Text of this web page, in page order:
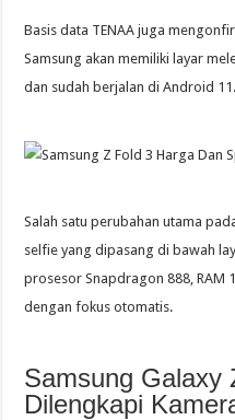
Basis data TENAA juga
Samsung akan memiliki layar
dan sudah berjalan di Android 11.
Salah satu perubahan utama
selfie yang dipasang di bawah
prosesor Snapdragon 888, RAM
dengan fokus otomatis.
Samsung Galaxy
Dilengkapi